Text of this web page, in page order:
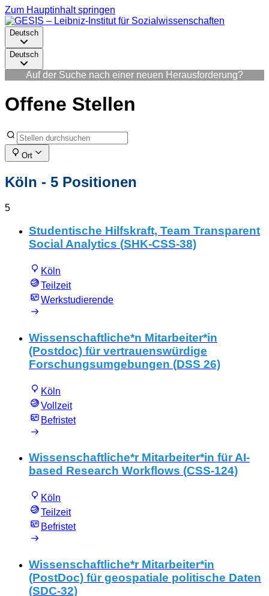
Zum Hauptinhalt springen
Deutsch
Deutsch
Auf der Suche nach einer neuen Herausforderung?
Offene Stellen
Ort
Köln - 5 Positionen
5
Studentische Hilfskraft, Team Transparent
Social Analytics (SHK-CSS-38)
Köln
Teilzeit
Werkstudierende
Wissenschaftliche*n Mitarbeiter*in
(Postdoc) für vertrauenswürdige
Forschungsumgebungen (DSS 26)
Köln
Vollzeit
Befristet
Wissenschaftliche*r Mitarbeiter*in für AI-
based Research Workflows (CSS-124)
Köln
Teilzeit
Befristet
Wissenschaftliche*r Mitarbeiter*in
(PostDoc) für geospatiale politische Daten
(SDC-32)